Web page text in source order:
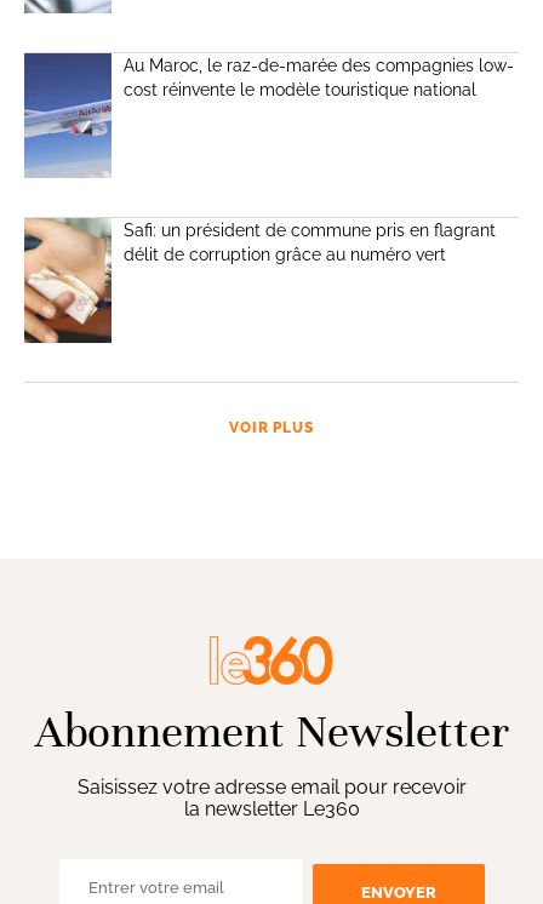
Au Maroc, le raz-de-marée des compagnies low-
cost réinvente le modèle touristique national
Safi: un président de commune pris en flagrant
délit de corruption grâce au numéro vert
VOIR PLUS
Abonnement Newsletter
Saisissez votre adresse email pour recevoir
la newsletter Le360
ENVOYER